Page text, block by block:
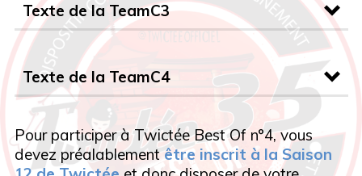
Balises de l’épisode :
s
s
s s
s
nt
Balises de l’épisode :
Texte de la TeamC3
s s venait
se
tombaient
s
s
hiver
installer
Texte de la TeamC4
flétries ont succombé
Pour participer à Twictée Best Of n°4, vous
devez préalablement être inscrit à la Saison